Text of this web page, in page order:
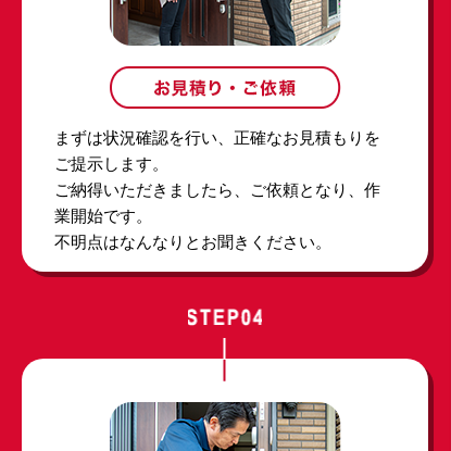
まずは状況確認を行い、正確なお見積もりを
ご提示します。
ご納得いただきましたら、ご依頼となり、作
業開始です。
不明点はなんなりとお聞きください。